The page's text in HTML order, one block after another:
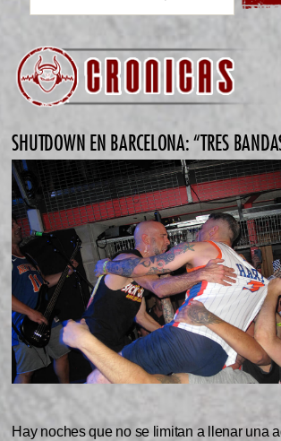
SHUTDOWN EN BARCELONA: “TRES
Hay noches que no se limitan a llenar una